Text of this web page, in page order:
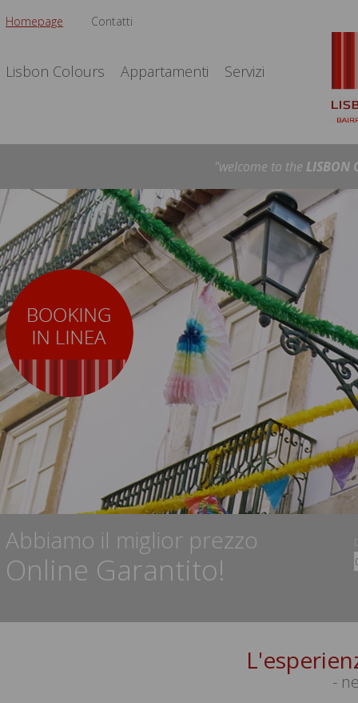
Homepage Contatti
Lisbon Colours Appartamenti Servizi
"welcome to the LISBON
Abbiamo il miglior prezzo
Online Garantito!
-